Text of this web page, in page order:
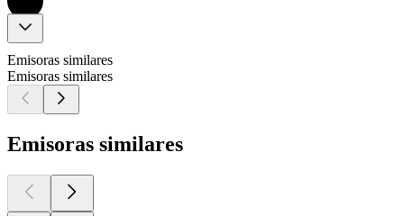
Emisoras similares
Emisoras similares
Emisoras similares